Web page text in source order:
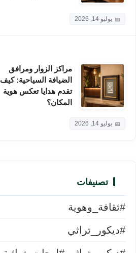
يوليو 14, 2026
مراكز الزوار ومرافق
الضيافة السياحية: كيف
تقدم هدايا تعكس هوية
المكان؟
يوليو 14, 2026
تصنيفات
#ثقافة_وهوية
#ديكور_تراثي